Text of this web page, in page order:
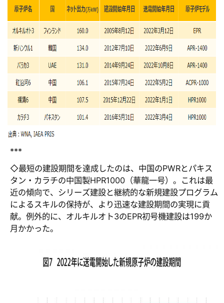
***
◇最短の建設期間を達成したのは、中国のPWRとパキス
タン・カラチの中国製HPR1000（華龍一号）。これは最
近の傾向で、シリーズ建設と継続的な新規建設プログラム
によるスキルの保持が、より迅速な建設期間の実現に貢
献。例外的に、オルキルオト3のEPR初号機建設は199か
月かかった。